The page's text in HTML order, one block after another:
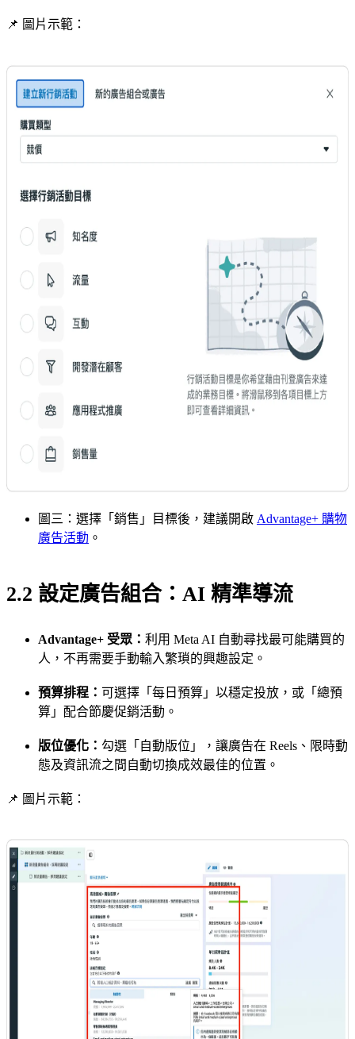
📌 圖片示範：
圖三：選擇「銷售」目標後，建議開啟 Advantage+ 購物
廣告活動 。
2.2 設定廣告組合：AI 精準導流
Advantage+ 受眾： 利用 Meta AI 自動尋找最可能購買的
人，不再需要手動輸入繁瑣的興趣設定。
預算排程： 可選擇「每日預算」以穩定投放，或「總預
算」配合節慶促銷活動。
版位優化： 勾選「自動版位」，讓廣告在 Reels、限時動
態及資訊流之間自動切換成效最佳的位置。
📌 圖片示範：